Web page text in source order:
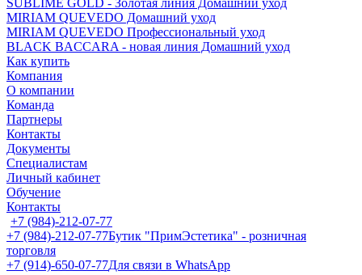
SUBLIME GOLD - Золотая линия Домашний уход
MIRIAM QUEVEDO Домашний уход
MIRIAM QUEVEDO Профессиональный уход
BLACK BACCARA - новая линия Домашний уход
Как купить
Компания
О компании
Команда
Партнеры
Контакты
Документы
Специалистам
Личный кабинет
Обучение
Контакты
+7 (984)-212-07-77
+7 (984)-212-07-77Бутик "ПримЭстетика" - розничная
торговля
+7 (914)-650-07-77Для связи в WhatsApp